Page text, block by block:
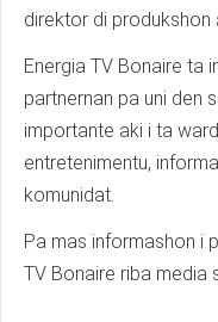
direktor di produkshon
Energia TV Bonaire ta
partnernan pa uni den
importante aki i ta
entretenimentu,
komunidat.
Pa mas informashon i
TV Bonaire riba media